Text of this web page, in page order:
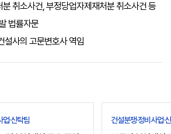
취소사건, 부정당업자제재처분 취소사건 등
법률자문
설사의 고문변호사 역임
업·신탁팀 건설분쟁·정비사업·